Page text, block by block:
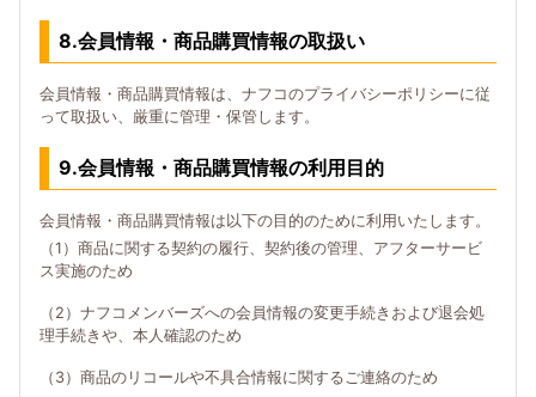
8.会員情報・商品購買情報の取扱い
会員情報・商品購買情報は、ナフコのプライバシーポリシーに従
って取扱い、厳重に管理・保管します。
9.会員情報・商品購買情報の利用目的
会員情報・商品購買情報は以下の目的のために利用いたします。
（1）商品に関する契約の履行、契約後の管理、アフターサービ
ス実施のため
（2）ナフコメンバーズへの会員情報の変更手続きおよび退会処
理手続きや、本人確認のため
（3）商品のリコールや不具合情報に関するご連絡のため